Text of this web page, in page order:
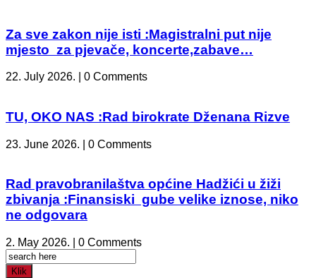
Za sve zakon nije isti :Magistralni put nije
mjesto za pjevače, koncerte,zabave…
22. July 2026. | 0 Comments
TU, OKO NAS :Rad birokrate Dženana Rizve
23. June 2026. | 0 Comments
Rad pravobranilaštva općine Hadžići u žiži
zbivanja :Finansiski gube velike iznose, niko
ne odgovara
2. May 2026. | 0 Comments
Klik